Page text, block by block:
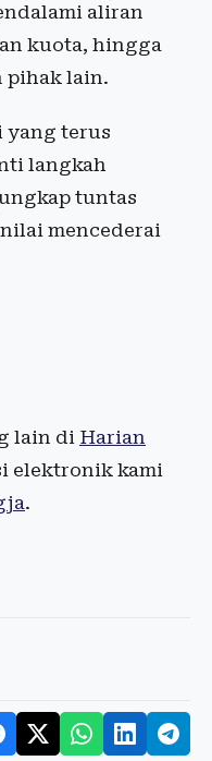
aliran
kuota, hingga
pihak lain.
yang terus
langkah
tuntas
mencederai
lain di Harian
elektronik kami
.